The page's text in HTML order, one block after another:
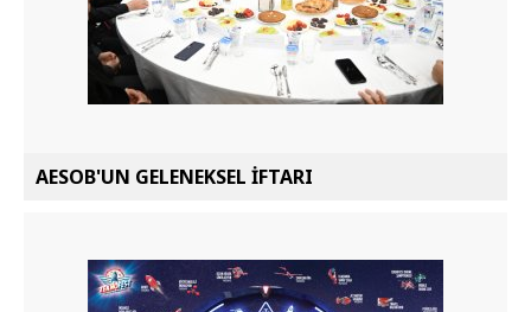
AESOB'UN GELENEKSEL İFTARI